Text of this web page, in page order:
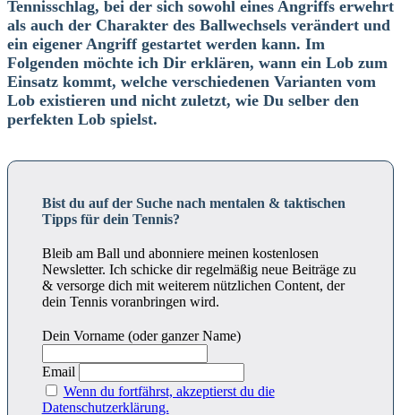
Tennisschlag, bei der sich sowohl eines Angriffs erwehrt
als auch der Charakter des Ballwechsels verändert und
ein eigener Angriff gestartet werden kann. Im
Folgenden möchte ich Dir erklären, wann ein Lob zum
Einsatz kommt, welche verschiedenen Varianten vom
Lob existieren und nicht zuletzt, wie Du selber den
perfekten Lob spielst.
Bist du auf der Suche nach mentalen & taktischen
Tipps für dein Tennis?
Bleib am Ball und abonniere meinen kostenlosen
Newsletter. Ich schicke dir regelmäßig neue Beiträge zu
& versorge dich mit weiterem nützlichen Content, der
dein Tennis voranbringen wird.
Dein Vorname (oder ganzer Name)
Email
Wenn du fortfährst, akzeptierst du die
Datenschutzerklärung.